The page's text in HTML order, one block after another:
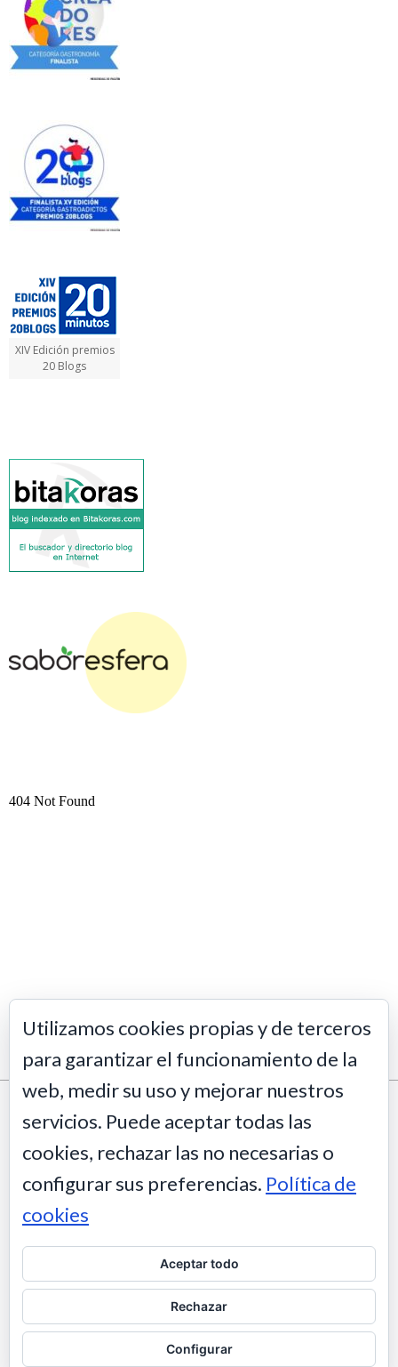
XIV Edición premios
20 Blogs
Este obra está bajo unalicencia de Creative Commons Reconocimiento-
Utilizamos cookies propias y de terceros
para garantizar el funcionamiento de la
web, medir su uso y mejorar nuestros
servicios. Puede aceptar todas las
cookies, rechazar las no necesarias o
configurar sus preferencias. Política de
cookies
Aceptar todo
Rechazar
Configurar